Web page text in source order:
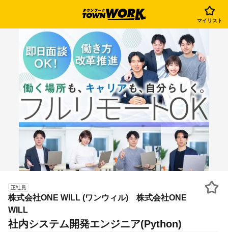
マイリスト
正社員
株式会社ONE WILL (ワンウィル) 株式会社ONE
WILL
社内システム開発エンジニア(Python)